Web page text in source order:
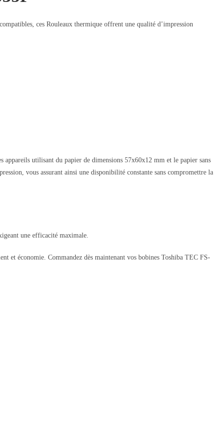
ces Rouleaux thermique offrent une qualité d’impression
utilisant du papier de dimensions 57x60x12 mm et le papier sans
vous assurant ainsi une disponibilité constante sans compromettre la
une efficacité maximale.
et économie. Commandez dès maintenant vos bobines Toshiba TEC FS-